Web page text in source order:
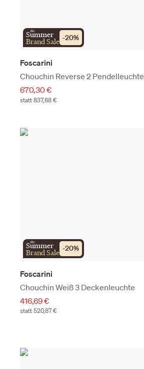
the
Summer
Brand Sale -20%
Foscarini
Chouchin Reverse 2 Pendelleuchte
670,30 €
statt 837,88 €
the
Summer
Brand Sale -20%
Foscarini
Chouchin Weiß 3 Deckenleuchte
416,69 €
statt 520,87 €